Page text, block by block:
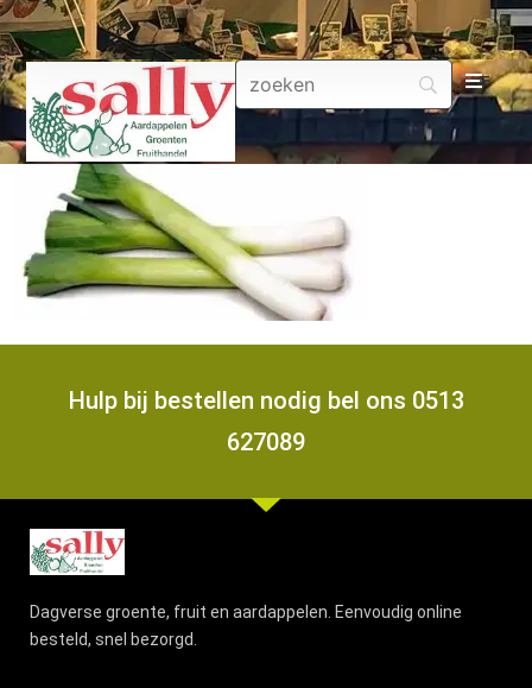
Hulp bij bestellen nodig bel ons 0513
627089
Dagverse groente, fruit en aardappelen. Eenvoudig online
besteld, snel bezorgd.